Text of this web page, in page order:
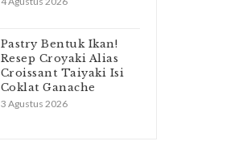
Pastry Bentuk Ikan!
Resep Croyaki Alias
Croissant Taiyaki Isi
Coklat Ganache
3 Agustus 2026